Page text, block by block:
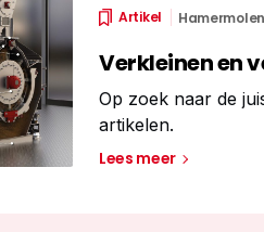
Artikel
Verkleinen en
Op zoek naar de
artikelen.
Lees meer